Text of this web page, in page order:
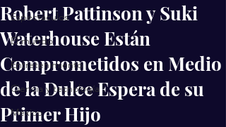
Espectáculos
El mundo
Entretenimiento
Ciencia y tecnología
México
Robert Pattinson y Suki
Waterhouse Están
Comprometidos en Medio
de la Dulce Espera de su
Primer Hijo